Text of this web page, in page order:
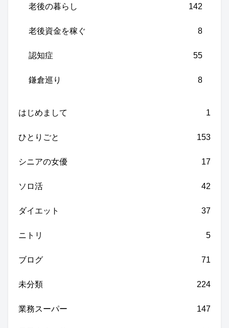
老後の暮らし 142
老後資金を稼ぐ 8
認知症 55
鎌倉巡り 8
はじめまして 1
ひとりごと 153
シニアの女優 17
ソロ活 42
ダイエット 37
ニトリ 5
ブログ 71
未分類 224
業務スーパー 147